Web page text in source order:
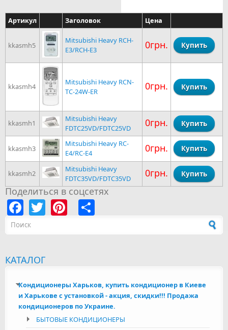
Артикул Заголовок Цена
kkasmh5
Mitsubishi Heavy RCH-
E3/RCH-E3
0грн.
kkasmh4
Mitsubishi Heavy RCN-
TC-24W-ER
0грн.
kkasmh1
Mitsubishi Heavy
FDTC25VD/FDTC25VD
0грн.
kkasmh3
Mitsubishi Heavy RC-
E4/RC-E4
0грн.
kkasmh2
Mitsubishi Heavy
FDTC35VD/FDTC35VD
0грн.
Поделиться в соцсетях
Facebook
TwitterPinterest
Форма поиска
КАТАЛОГ
Кондиционеры Харьков, купить кондиционер в Киеве
и Харькове с установкой - акция, скидки!!! Продажа
кондиционеров по Украине.
БЫТОВЫЕ КОНДИЦИОНЕРЫ